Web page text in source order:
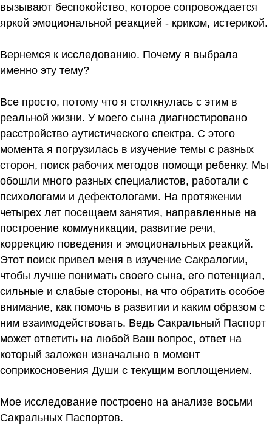
вызывают беспокойство, которое сопровождается
яркой эмоциональной реакцией - криком, истерикой.
Вернемся к исследованию. Почему я выбрала
именно эту тему?
Все просто, потому что я столкнулась с этим в
реальной жизни. У моего сына диагностировано
расстройство аутистического спектра. С этого
момента я погрузилась в изучение темы с разных
сторон, поиск рабочих методов помощи ребенку. Мы
обошли много разных специалистов, работали с
психологами и дефектологами. На протяжении
четырех лет посещаем занятия, направленные на
построение коммуникации, развитие речи,
коррекцию поведения и эмоциональных реакций.
Этот поиск привел меня в изучение Сакралогии,
чтобы лучше понимать своего сына, его потенциал,
сильные и слабые стороны, на что обратить особое
внимание, как помочь в развитии и каким образом с
ним взаимодействовать. Ведь Сакральный Паспорт
может ответить на любой Ваш вопрос, ответ на
который заложен изначально в момент
соприкосновения Души с текущим воплощением.
Мое исследование построено на анализе восьми
Сакральных Паспортов.